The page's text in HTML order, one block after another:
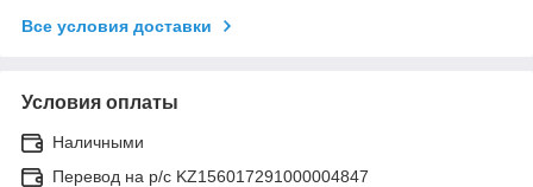
Все условия доставки
Условия оплаты
Наличными
Перевод на р/с KZ156017291000004847